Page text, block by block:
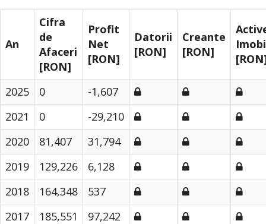
An
Cifra
de
Afaceri
[RON]
Profit
Net
[RON]
Datorii
[RON]
Creante
[RON]
2025 0
-1,607
2021
0
-29,210
2020
81,407
31,794
2019
129,226
6,128
2018
164,348
537
2017
185,551
97,242